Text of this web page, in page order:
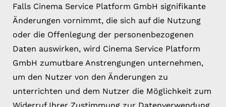
Falls Cinema Service Platform GmbH signifikante
Änderungen vornimmt, die sich auf die Nutzung
oder die Offenlegung der personenbezogenen
Daten auswirken, wird Cinema Service Platform
GmbH zumutbare Anstrengungen unternehmen,
um den Nutzer von den Änderungen zu
unterrichten und dem Nutzer die Möglichkeit zum